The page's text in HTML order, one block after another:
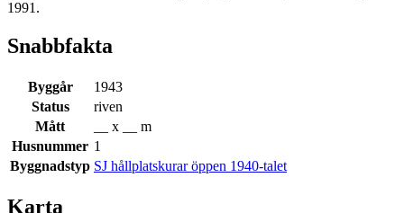
1991.
Snabbfakta
Byggår
1943
Status
riven
Mått
__ x __ m
Husnummer 1
Byggnadstyp SJ hållplatskurar öppen 1940-talet
Karta